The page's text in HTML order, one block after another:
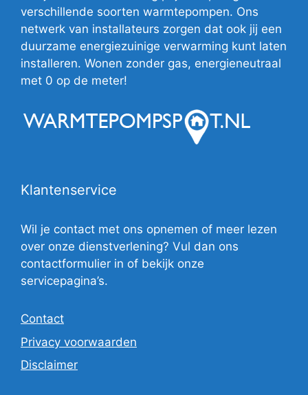
verschillende soorten warmtepompen. Ons
netwerk van installateurs zorgen dat ook jij een
duurzame energiezuinige verwarming kunt laten
installeren. Wonen zonder gas, energieneutraal
met 0 op de meter!
Klantenservice
Wil je contact met ons opnemen of meer lezen
over onze dienstverlening? Vul dan ons
contactformulier in of bekijk onze
servicepagina’s.
Contact
Privacy voorwaarden
Disclaimer